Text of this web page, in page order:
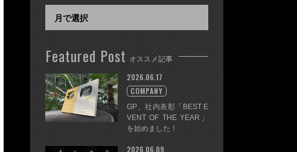
Featured Post オススメ記事
GP、社内表彰「BEST E
VENT OF THE YEAR」
を始めました！
2026.06.17
COMPANY
2026.06.09